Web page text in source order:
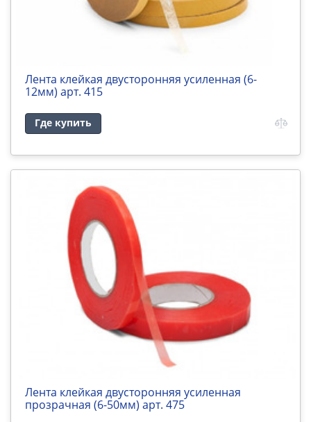
Лента клейкая двусторонняя усиленная (6-
12мм) арт. 415
Где купить
Лента клейкая двусторонняя усиленная
прозрачная (6-50мм) арт. 475